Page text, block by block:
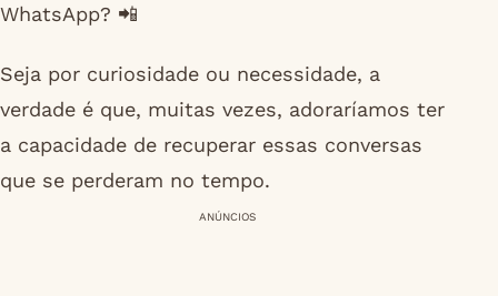
WhatsApp? 📲
Seja por curiosidade ou necessidade, a
verdade é que, muitas vezes, adoraríamos ter
a capacidade de recuperar essas conversas
que se perderam no tempo.
ANÚNCIOS